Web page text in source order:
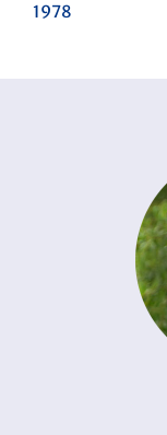
1978